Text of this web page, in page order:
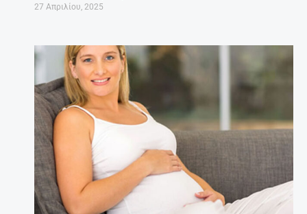
27 Απριλίου, 2025